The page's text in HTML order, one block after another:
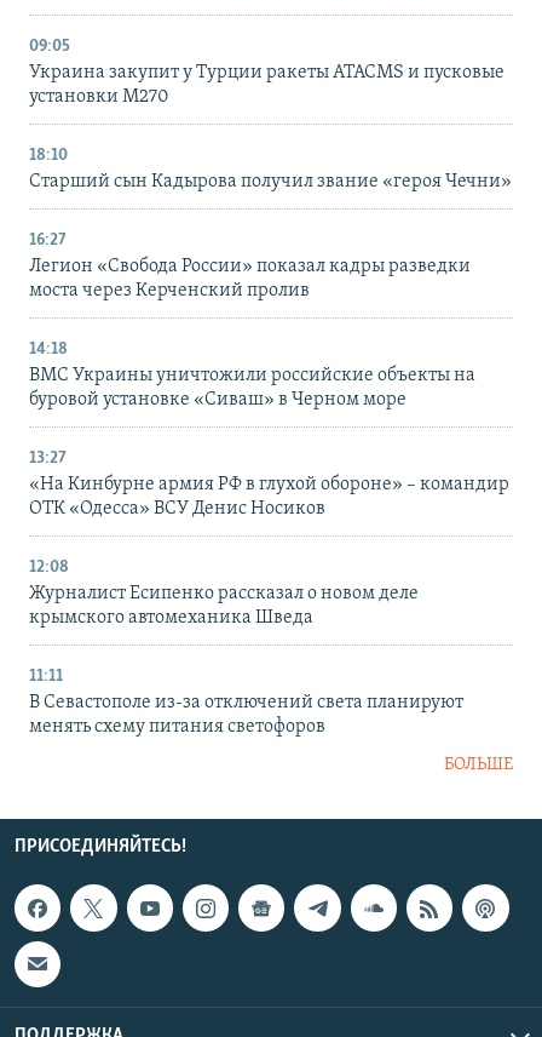
09:05
Украина закупит у Турции ракеты ATACMS и пусковые
установки M270
18:10
Старший сын Кадырова получил звание «героя Чечни»
16:27
Легион «Свобода России» показал кадры разведки
моста через Керченский пролив
14:18
ВМС Украины уничтожили российские объекты на
буровой установке «Сиваш» в Черном море
13:27
«На Кинбурне армия РФ в глухой обороне» – командир
ОТК «Одесса» ВСУ Денис Носиков
12:08
Журналист Есипенко рассказал о новом деле
крымского автомеханика Шведа
11:11
В Севастополе из-за отключений света планируют
менять схему питания светофоров
БОЛЬШЕ
ПРИСОЕДИНЯЙТЕСЬ!